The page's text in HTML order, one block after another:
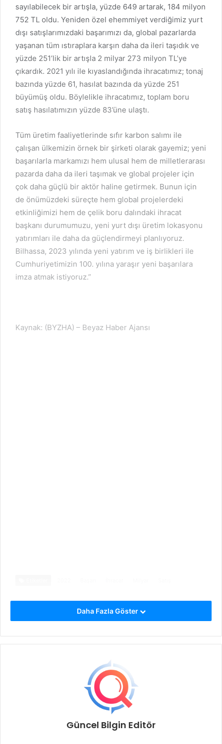
sayılabilecek bir artışla, yüzde 649 artarak, 184 milyon
752 TL oldu. Yeniden özel ehemmiyet verdiğimiz yurt
dışı satışlarımızdaki başarımızı da, global pazarlarda
yaşanan tüm ıstıraplara karşın daha da ileri taşıdık ve
yüzde 251’lik bir artışla 2 milyar 273 milyon TL’ye
çıkardık. 2021 yılı ile kıyaslandığında ihracatımız; tonaj
bazında yüzde 61, hasılat bazında da yüzde 251
büyümüş oldu. Böylelikle ihracatımız, toplam boru
satış hasılatımızın yüzde 83’üne ulaştı.
Tüm üretim faaliyetlerinde sıfır karbon salımı ile
çalışan ülkemizin örnek bir şirketi olarak gayemiz; yeni
başarılarla markamızı hem ulusal hem de milletlerarası
pazarda daha da ileri taşımak ve global projeler için
çok daha güçlü bir aktör haline getirmek. Bunun için
de önümüzdeki süreçte hem global projelerdeki
etkinliğimizi hem de çelik boru dalındaki ihracat
başkanı durumumuzu, yeni yurt dışı üretim lokasyonu
yatırımları ile daha da güçlendirmeyi planlıyoruz.
Bilhassa, 2023 yılında yeni yatırım ve iş birlikleri ile
Cumhuriyetimizin 100. yılına yaraşır yeni başarılara
imza atmak istiyoruz.”
Kaynak: (BYZHA) – Beyaz Haber Ajansı
Daha Fazla Göster
Güncel Bilgin Editör